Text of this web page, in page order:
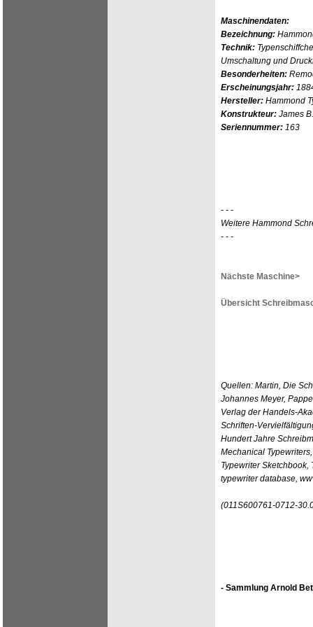
Maschinendaten:
Bezeichnung:
Technik:
Umschaltung und
Besonderheiten:
Erscheinungsjahr:
Hersteller: Hammond
Konstrukteur: James
Seriennummer: 163
- - -
Weitere Hammond
- - -
Nächste Maschine>
Übersicht
Quellen: Martin, Die
Johannes Meyer,
Verlag der Handels-
Schriften-
Hundert Jahre
Mechanical
Typewriter Sketchbook,
typewriter database,
(011S600761-0712-
- Sammlung Arnold